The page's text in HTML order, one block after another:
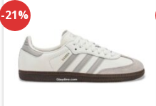
-21%